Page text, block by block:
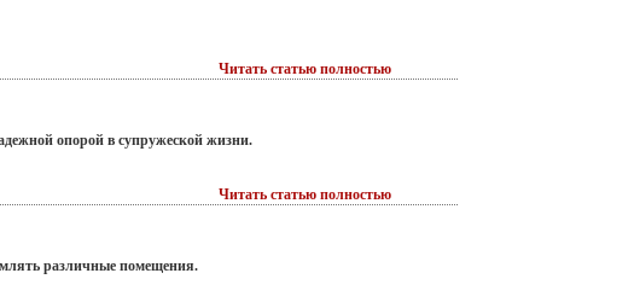
Читать статью полностью
опорой в супружеской жизни.
Читать статью полностью
различные помещения.